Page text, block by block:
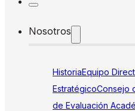
Nosotros
HistoriaEquipo
EstratégicoConsejo
de Evaluación